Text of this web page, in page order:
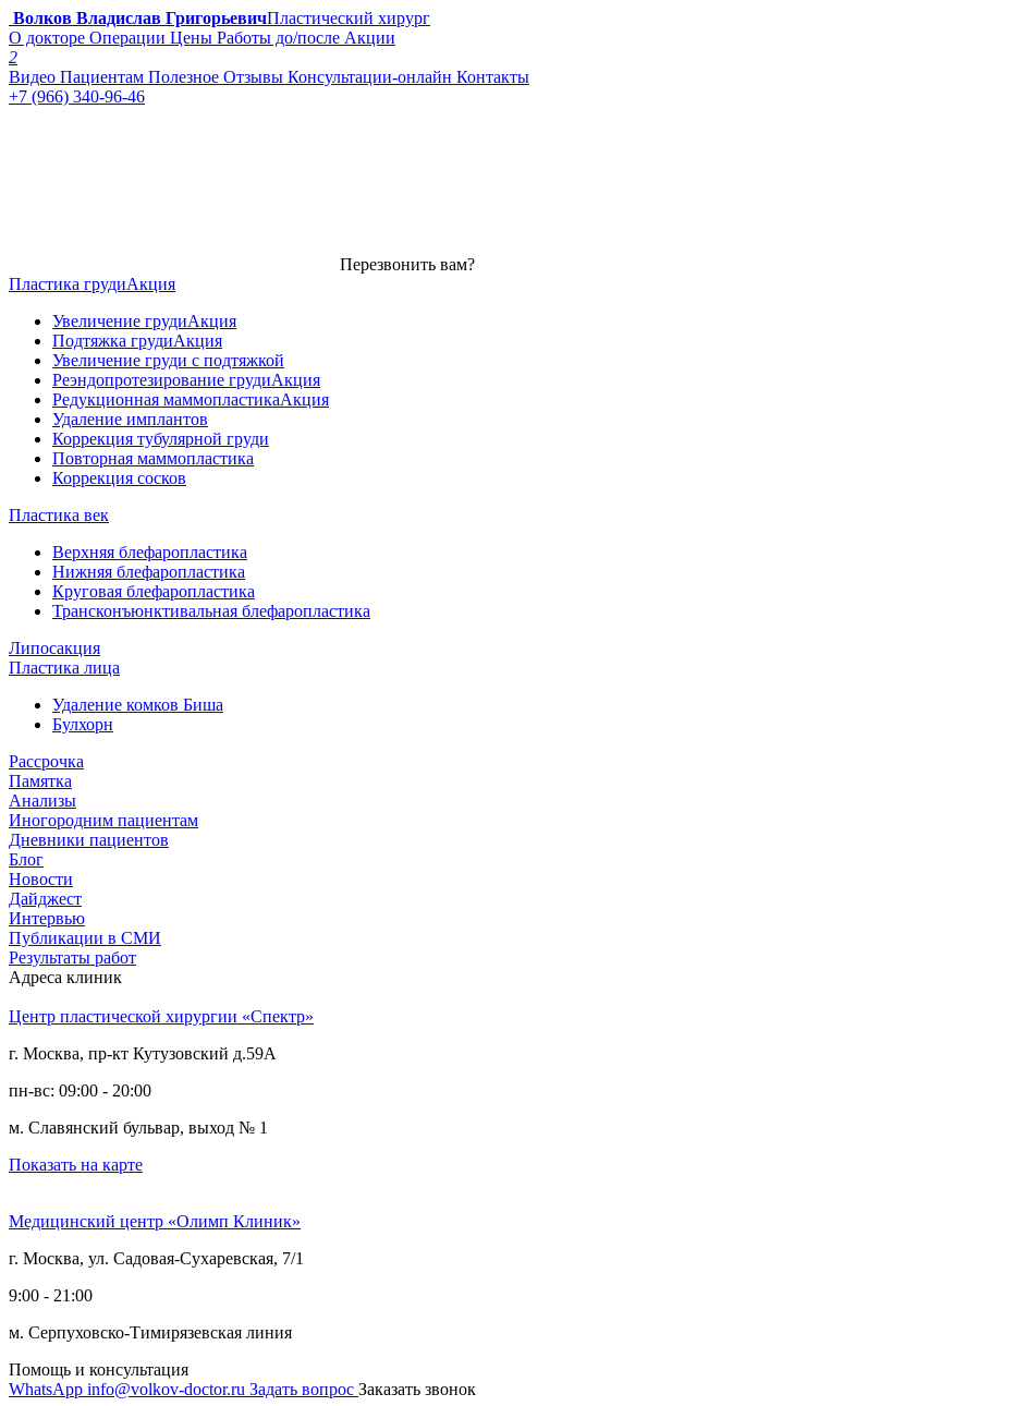
Волков Владислав ГригорьевичПластический хирург
О докторе Операции Цены Работы до/после Акции
2
Видео Пациентам Полезное Отзывы Консультации-онлайн Контакты
+7 (966) 340-96-46
Перезвонить вам?
Пластика грудиАкция
Увеличение грудиАкция
Подтяжка грудиАкция
Увеличение груди с подтяжкой
Реэндопротезирование грудиАкция
Редукционная маммопластикаАкция
Удаление имплантов
Коррекция тубулярной груди
Повторная маммопластика
Коррекция сосков
Пластика век
Верхняя блефаропластика
Нижняя блефаропластика
Круговая блефаропластика
Трансконъюнктивальная блефаропластика
Липосакция
Пластика лица
Удаление комков Биша
Булхорн
Рассрочка
Памятка
Анализы
Иногородним пациентам
Дневники пациентов
Блог
Новости
Дайджест
Интервью
Публикации в СМИ
Результаты работ
Адреса клиник
Центр пластической хирургии «Спектр»
г. Москва, пр-кт Кутузовский д.59А
пн-вс: 09:00 - 20:00
м. Славянский бульвар, выход № 1
Показать на карте
Медицинский центр «Олимп Клиник»
г. Москва, ул. Садовая-Сухаревская, 7/1
9:00 - 21:00
м. Серпуховско-Тимирязевская линия
Помощь и консультация
WhatsApp info@volkov-doctor.ru Задать вопрос Заказать звонок